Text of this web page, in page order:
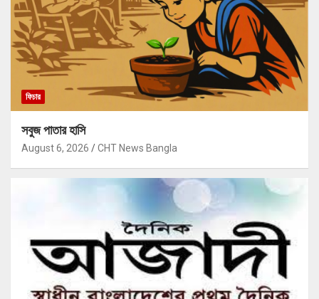
ফিচার
সবুজ পাতার হাসি
August 6, 2026 CHT News Bangla